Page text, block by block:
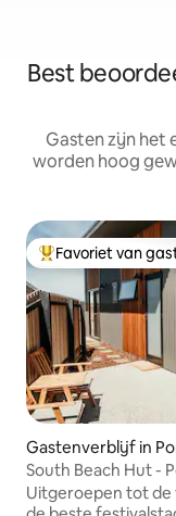
Best
Gasten zijn het
worden hoog
Topfavoriet van
Favoriet van
Gastenverblijf in
South Beach Hut -
Uitgeroepen tot de